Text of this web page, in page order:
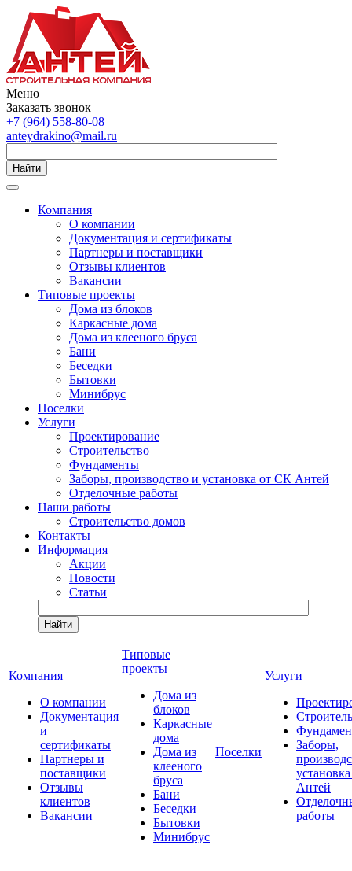
Меню
Заказать звонок
+7 (964) 558-80-08
anteydrakino@mail.ru
Найти
Компания
О компании
Документация и сертификаты
Партнеры и поставщики
Отзывы клиентов
Вакансии
Типовые проекты
Дома из блоков
Каркасные дома
Дома из клееного бруса
Бани
Беседки
Бытовки
Минибрус
Поселки
Услуги
Проектирование
Строительство
Фундаменты
Заборы, производство и установка от СК Антей
Отделочные работы
Наши работы
Строительство домов
Контакты
Информация
Акции
Новости
Статьи
Найти
Компания
О компании
Документация
и
сертификаты
Партнеры и
поставщики
Отзывы
клиентов
Вакансии
Типовые
проекты
Дома из
блоков
Каркасные
дома
Дома из
клееного
бруса
Бани
Беседки
Бытовки
Минибрус
Поселки
Услуги
Заборы,
Антей
работы